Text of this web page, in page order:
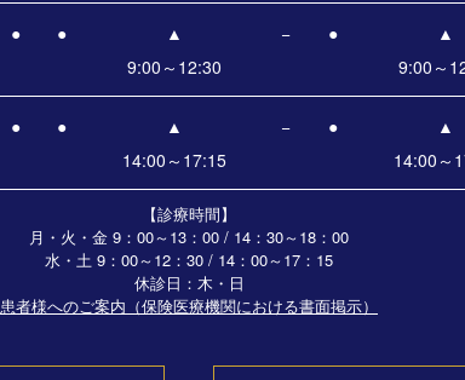
【診療時間】
月・火・金 9：00～13：00 / 14：30～18：00
水・土 9：00～12：30 / 14：00～17：15
休診日：木・日
患者様へのご案内（保険医療機関における書面掲示）
● ●
▲
9:00～12:30
− ●
▲
9:00～
● ●
▲
14:00～17:15
− ●
▲
14:00～